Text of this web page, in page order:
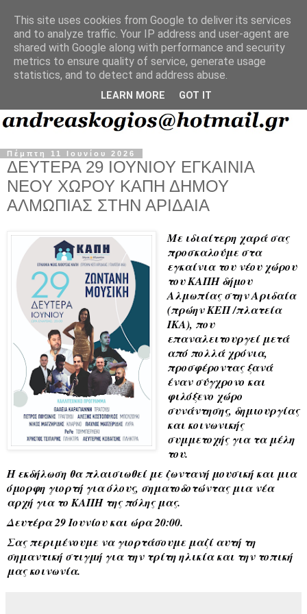
Πέμπτη 11 Ιουνίου 2026
ΔΕΥΤΕΡΑ 29 ΙΟΥΝΙΟΥ ΕΓΚΑΙΝΙΑ
ΝΕΟΥ ΧΩΡΟΥ ΚΑΠΗ ΔΗΜΟΥ
ΑΛΜΩΠΙΑΣ ΣΤΗΝ ΑΡΙΔΑΙΑ
Με ιδιαίτερη χαρά σας
προσκαλούμε στα
εγκαίνια του νέου χώρου
του ΚΑΠΗ δήμου
Αλμωπίας στην Αριδαία
(πρώην ΚΕΠ /πλατεία
ΙΚΑ), που
επαναλειτουργεί μετά
από πολλά χρόνια,
προσφέροντας ξανά
έναν σύγχρονο και
φιλόξενο χώρο
συνάντησης, δημιουργίας
και κοινωνικής
συμμετοχής για τα μέλη
του.
Η εκδήλωση θα πλαισιωθεί με ζωντανή μουσική και μια
όμορφη γιορτή για όλους, σηματοδοτώντας μια νέα
αρχή για το ΚΑΠΗ της πόλης μας.
Δευτέρα 29 Ιουνίου και ώρα 20:00.
Σας περιμένουμε να γιορτάσουμε μαζί αυτή τη
σημαντική στιγμή για την τρίτη ηλικία και την τοπική
μας κοινωνία.
This site uses cookies from Google to deliver its services
and to analyze traffic. Your IP address and user-agent are
shared with Google along with performance and security
metrics to ensure quality of service, generate usage
statistics, and to detect and address abuse.
LEARN MORE GOT IT